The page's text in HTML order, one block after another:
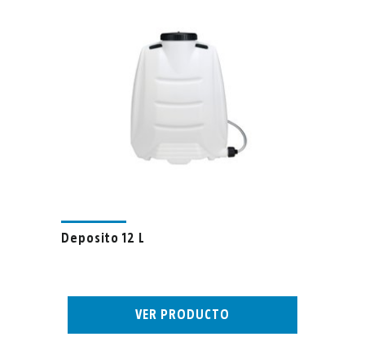
Deposito 12 L
VER PRODUCTO